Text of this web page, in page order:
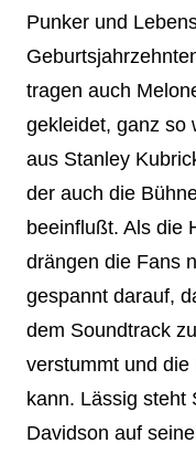
Punker und
tragen auch
gekleidet, ganz so
aus Stanley
der auch die
beeinflußt. Als die
drängen die Fans
gespannt darauf,
dem Soundtrack
verstummt und
kann. Lässig steht
Davidson auf